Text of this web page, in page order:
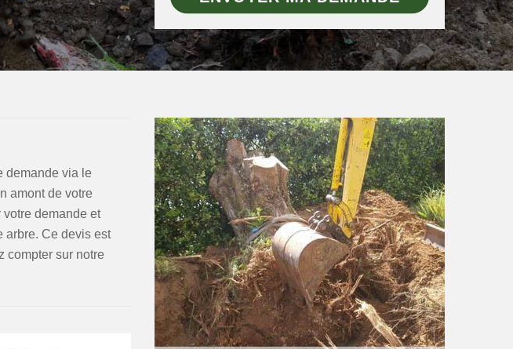
demande via le
amont de votre
votre demande et
arbre. Ce devis est
compter sur notre